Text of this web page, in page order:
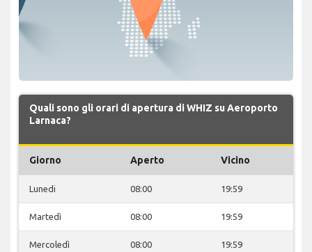
Quali sono gli orari di apertura di WHIZ su Aeroporto
Larnaca?
Giorno Aperto Vicino
Lunedi 08:00 19:59
Martedì 08:00 19:59
Mercoledì 08:00 19:59